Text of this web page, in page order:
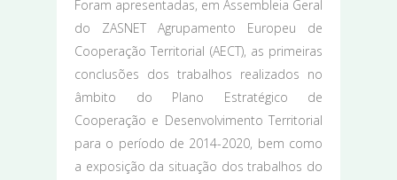
Foram apresentadas, em Assembleia Geral
do ZASNET Agrupamento Europeu de
Cooperação Territorial (AECT), as primeiras
conclusões dos trabalhos realizados no
âmbito do Plano Estratégico de
Cooperação e Desenvolvimento Territorial
para o período de 2014-2020, bem como
a exposição da situação dos trabalhos do